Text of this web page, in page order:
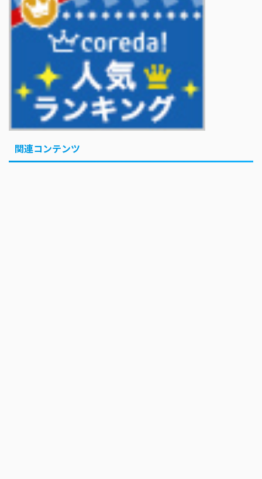
KOBAMETALが語る、ベビメタ主催フェスの見どころ
巨人・坂本勇人が「1億円申告漏れ」 税務当局が指摘するも修正に応
じず
「イケオジって言葉よくなくない？」 KAT-TUN上田竜也の問題提起
で議論に...「オジ」はいいのに「オバ」はNG？
巨人・坂本勇人が「1億円申告漏れ」 税務当局が指摘するも修正に応
Powered by livedoor 相互RSS
関連コンテンツ